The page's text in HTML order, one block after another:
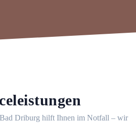
Bad Driburg hilft Ihnen im Notfall – wir